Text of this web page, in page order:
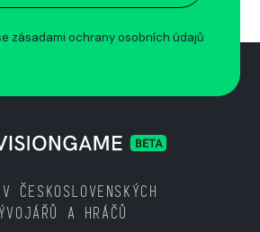
zásadami ochrany osobních údajů
ČESKOSLOVENSKÝCH
A HRÁČŮ